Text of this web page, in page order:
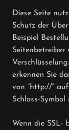
Diese Seite
Schutz der
Beispiel
Seitenbetreiber
erkennen Sie
von “http://”
Schloss-
Wenn die SSL-